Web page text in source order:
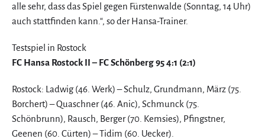
alle sehr, dass das Spiel gegen Fürstenwalde (Sonntag, 14 Uhr)
auch stattfinden kann.“, so der Hansa-Trainer.
Testspiel in Rostock
FC Hansa Rostock II – FC Schönberg 95 4:1 (2:1)
Rostock: Ladwig (46. Werk) – Schulz, Grundmann, März (75.
Borchert) – Quaschner (46. Anic), Schmunck (75.
Schönbrunn), Rausch, Berger (70. Kemsies), Pfingstner,
Geenen (60. Cürten) – Tidim (60. Uecker).